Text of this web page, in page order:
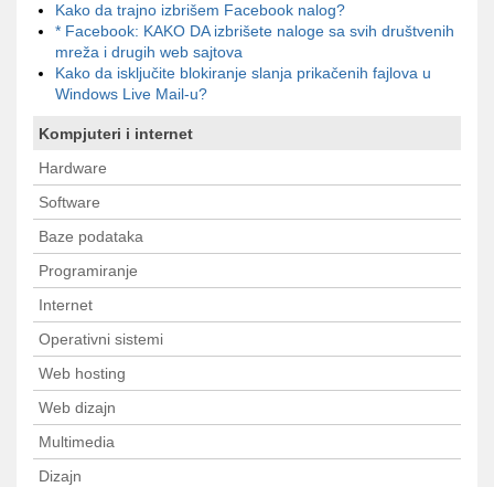
Kako da trajno izbrišem Facebook nalog?
* Facebook: KAKO DA izbrišete naloge sa svih društvenih
mreža i drugih web sajtova
Kako da isključite blokiranje slanja prikačenih fajlova u
Windows Live Mail-u?
Kompjuteri i internet
Hardware
Software
Baze podataka
Programiranje
Internet
Operativni sistemi
Web hosting
Web dizajn
Multimedia
Dizajn